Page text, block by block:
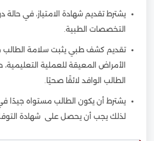
يشترط تقديم شهادة الامتياز، في حالة
التخصصات الطبية.
تقديم كشف طبي يثبت سلامة
الأمراض المعيقة للعملية
الطالب الوافد لائقًا صحيًا.
يشترط أن يكون الطالب مستواه جيدًا في
لذلك يجب أن يحصل على شهادة التوفل